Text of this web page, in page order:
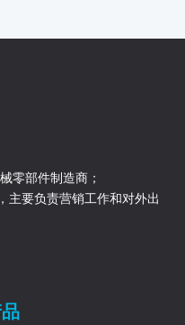
零部件制造商；
主要负责营销工作和对外出